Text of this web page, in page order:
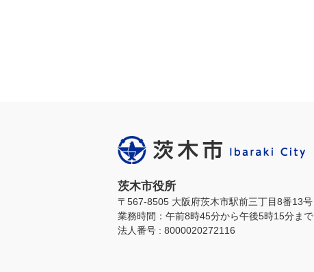
茨木市役所
〒567-8505 大阪府茨木市駅前三丁目8番13号
業務時間：午前8時45分から午後5時15分まで
法人番号 : 8000020272116